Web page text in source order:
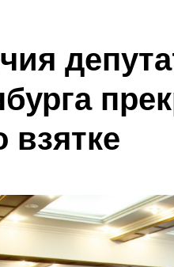
взятке